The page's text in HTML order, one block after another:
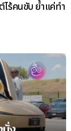
ร้คนขับ ย้ำแค่ทำ